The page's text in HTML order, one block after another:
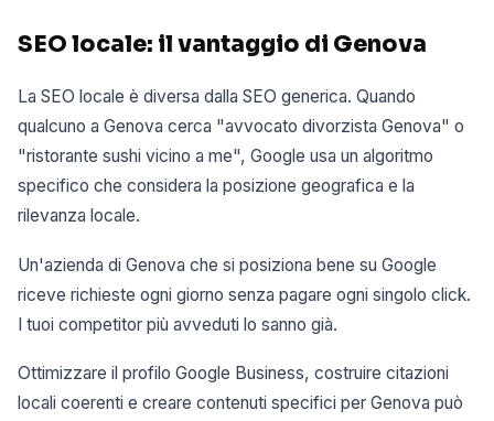
SEO locale: il vantaggio di Genova
La SEO locale è diversa dalla SEO generica. Quando
qualcuno a Genova cerca "avvocato divorzista Genova" o
"ristorante sushi vicino a me", Google usa un algoritmo
specifico che considera la posizione geografica e la
rilevanza locale.
Un'azienda di Genova che si posiziona bene su Google
riceve richieste ogni giorno senza pagare ogni singolo click.
I tuoi competitor più avveduti lo sanno già.
Ottimizzare il profilo Google Business, costruire citazioni
locali coerenti e creare contenuti specifici per Genova può